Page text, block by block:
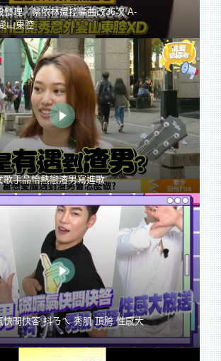
整理／蔡依林遭控編曲改36次 A-
山東腔
歌手品怡熱戀渣男寫進歌
快問快答 抖ㄋㄟ 秀肌 頂胯 性感大